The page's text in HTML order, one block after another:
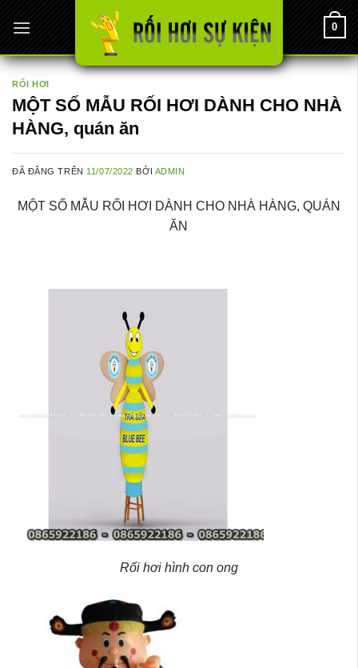
Chuyển
đến
nội
dung
0
RỐI HƠI
MỘT SỐ MẪU RỐI HƠI DÀNH CHO NHÀ
HÀNG, quán ăn
ĐÃ ĐĂNG TRÊN 11/07/2022 BỞI ADMIN
MỘT SỐ MẪU RỐI HƠI DÀNH CHO NHÀ HÀNG, QUÁN
ĂN
Rối hơi hình con ong